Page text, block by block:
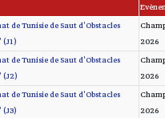
2026
de Tunisie de Saut d'Obstacles
2026
de Tunisie de Saut d'Obstacles
(J2)
2026
de Tunisie de Saut d'Obstacles